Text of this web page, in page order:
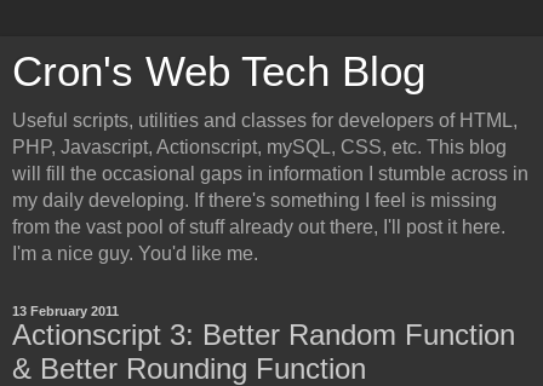
Cron's Web Tech Blog
Useful scripts, utilities and classes for developers of HTML,
PHP, Javascript, Actionscript, mySQL, CSS, etc. This blog
will fill the occasional gaps in information I stumble across in
my daily developing. If there's something I feel is missing
from the vast pool of stuff already out there, I'll post it here.
I'm a nice guy. You'd like me.
13 February 2011
Actionscript 3: Better Random Function
& Better Rounding Function